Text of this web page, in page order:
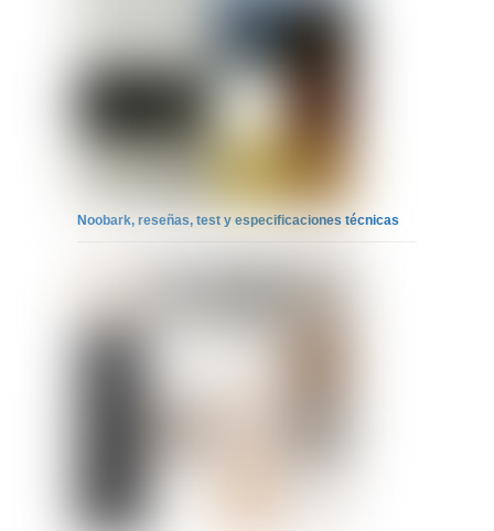
Noobark, reseñas, test y especificaciones técnicas